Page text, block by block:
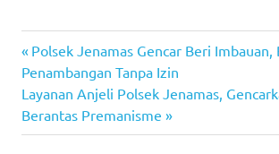
Post
navigation
Previous
Post:
Polsek Jenamas Gencar Beri Imbauan,
Penambangan Tanpa Izin
Next
Post:
Layanan Anjeli Polsek Jenamas,
Berantas Premanisme